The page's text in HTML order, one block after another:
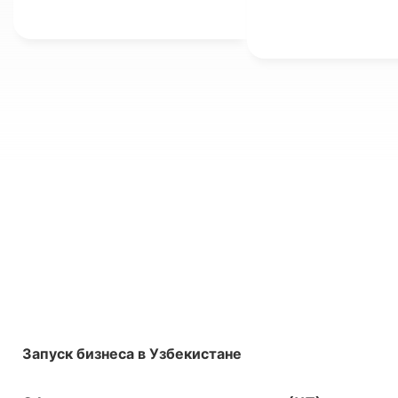
Запуск бизнеса в Узбекистане